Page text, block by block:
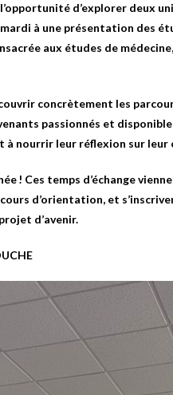
l’opportunité d’explorer deux
à une présentation des
aux études de
concrètement les
passionnés et
à nourrir leur réflexion sur
! Ces temps d’échange
d’orientation, et
d’avenir.